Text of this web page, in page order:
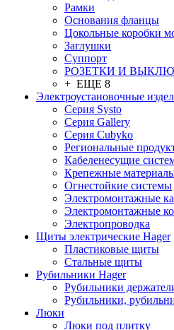
Рамки
Основания фланцы
Цокольные коробки
Заглушки
Суппорт
РОЗЕТКИ И
+ ЕЩЕ 8
Электроустановочные
Серия Systo
Серия Gallery
Серия Cubyko
Региональные
Кабеленесущие
Крепежные
Огнестойкие системы
Электромонтажные
Электромонтажные
Электропроводка
Щиты электрические Hager
Пластиковые щиты
Стальные щиты
Рубильники Hager
Рубильники
Рубильники,
Люки
Люки под плитку